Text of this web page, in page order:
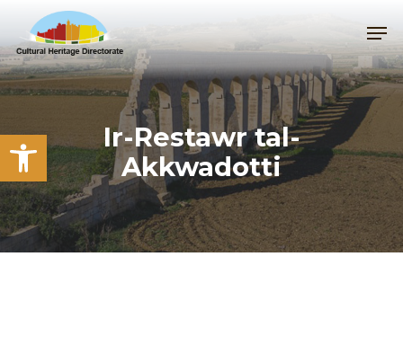
Open toolbar
main
content
Ir-Restawr tal-
Akkwadotti